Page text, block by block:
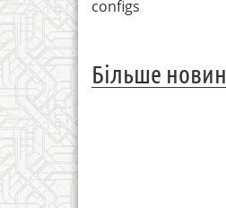
configs
Більше новин